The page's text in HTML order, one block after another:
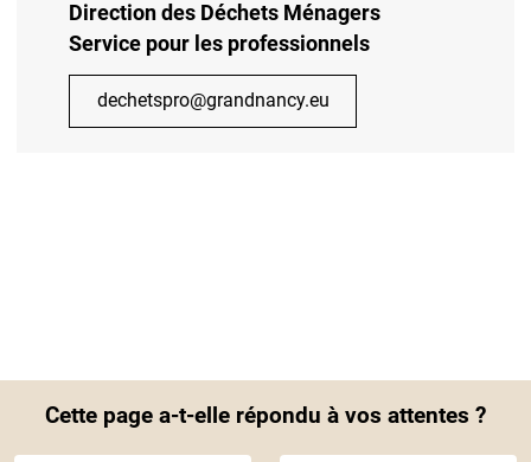
Direction des Déchets Ménagers
Service pour les professionnels
dechetspro@grandnancy.eu
Cette page a-t-elle répondu à vos attentes ?